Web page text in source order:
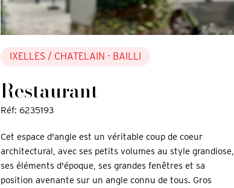
IXELLES/ CHATELAIN - BAILLI
Restaurant
Réf: 6235193
Cet espace d'angle est un véritable coup de coeur
architectural, avec ses petits volumes au style grandiose,
ses éléments d'époque, ses grandes fenêtres et sa
position avenante sur un angle connu de tous. Gros